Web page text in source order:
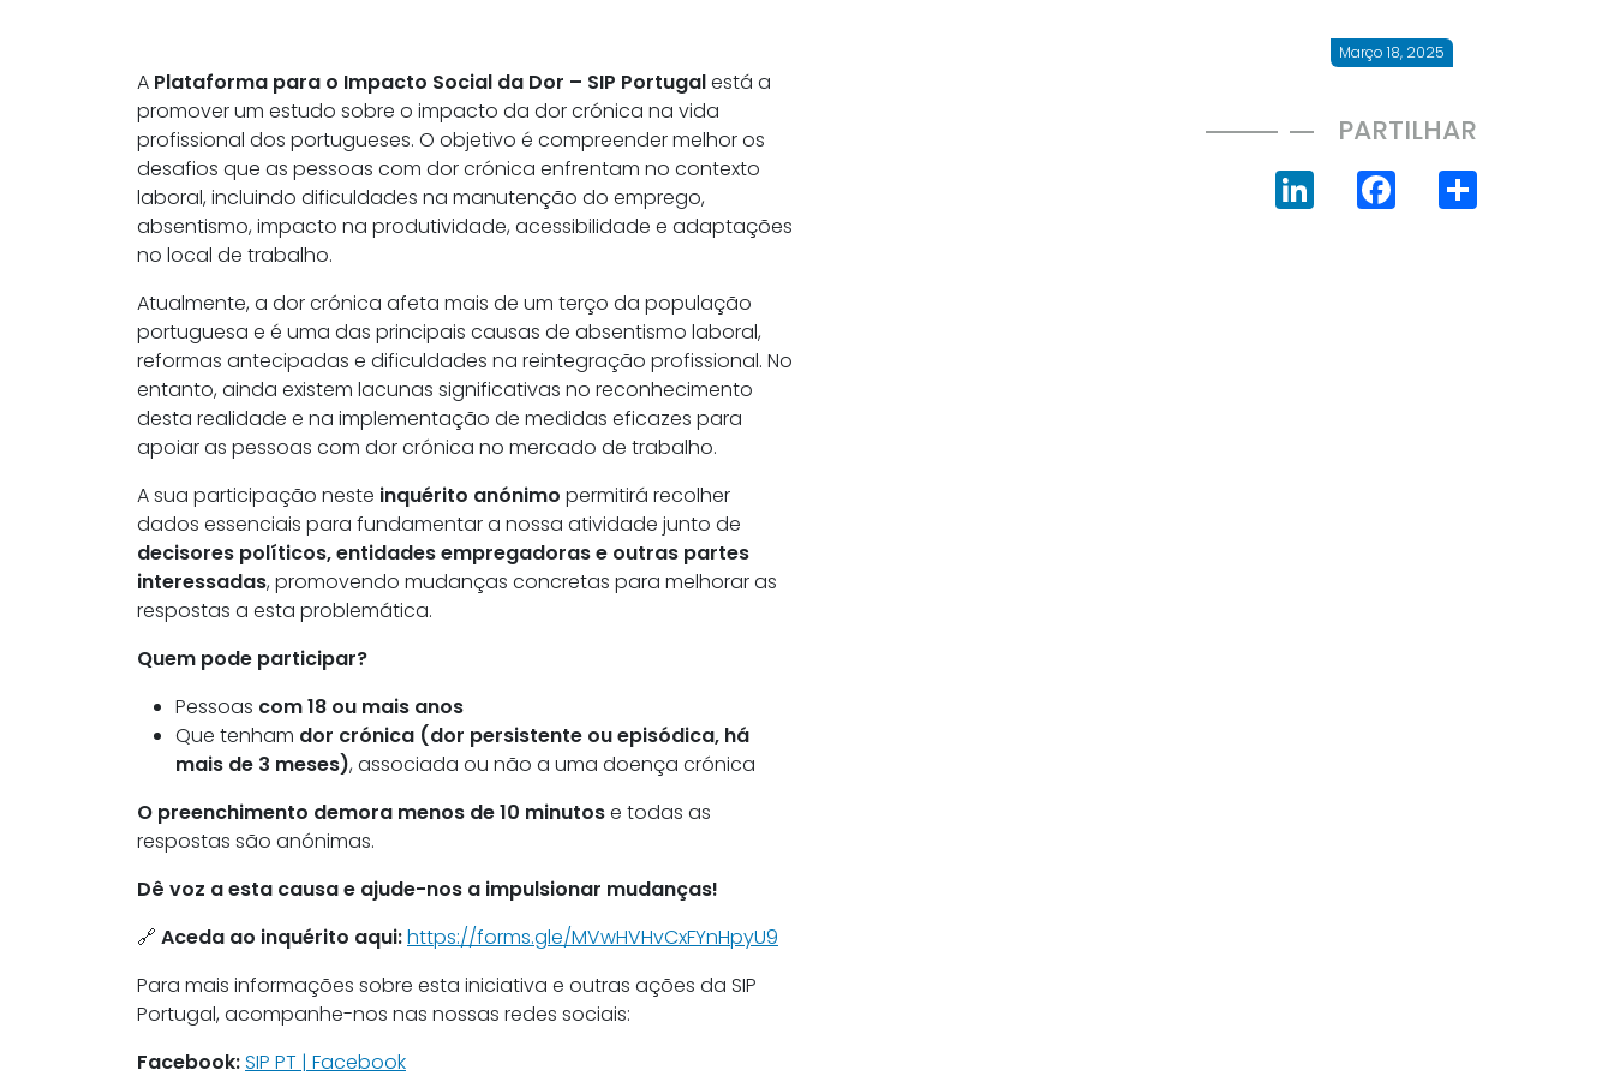
A Plataforma para o Impacto Social da Dor – SIP Portugalestá a
promover um estudo sobre o impacto da dor crónica na vida
profissional dos portugueses. O objetivo é compreender melhor os
desafios que as pessoas com dor crónica enfrentam no contexto
laboral, incluindo dificuldades na manutenção do emprego,
absentismo, impacto na produtividade, acessibilidade e adaptações
no local de trabalho.
Atualmente, a dor crónica afeta mais de um terço da população
portuguesa e é uma das principais causas de absentismo laboral,
reformas antecipadas e dificuldades na reintegração profissional. No
entanto, ainda existem lacunas significativas no reconhecimento
desta realidade e na implementação de medidas eficazes para
apoiar as pessoas com dor crónica no mercado de trabalho.
A sua participação neste inquérito anónimo permitirá recolher
dados essenciais para fundamentar a nossa atividade junto de
decisores políticos, entidades empregadoras e outras partes
interessadas, promovendo mudanças concretas para melhorar as
respostas a esta problemática.
Quem pode participar?
Pessoas com 18 ou mais anos
Que tenham dor crónica (dor persistente ou episódica, há
mais de 3 meses), associada ou não a uma doença crónica
O preenchimento demora menos de 10 minutose todas as
respostas são anónimas.
Dê voz a esta causa e ajude-nos a impulsionar mudanças!
🔗 Aceda ao inquérito aqui:https://forms.gle/MVwHVHvCxFYnHpyU9
Para mais informações sobre esta iniciativa e outras ações da SIP
Portugal, acompanhe-nos nas nossas redes sociais:
Facebook:SIP PT | Facebook
Março 18, 2025
PARTILHAR
LinkedInFacebook